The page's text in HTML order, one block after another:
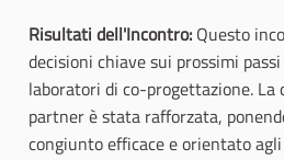
Risultati dell'Incontro: Questo
decisioni chiave sui prossimi
laboratori di co-progettazione. La
partner è stata rafforzata,
congiunto efficace e orientato